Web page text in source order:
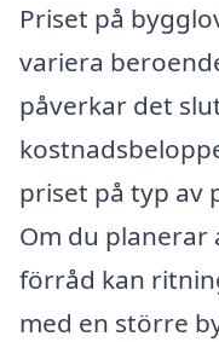
Priset på
variera
påverkar det
priset på typ av
Om du
förråd kan
med en större